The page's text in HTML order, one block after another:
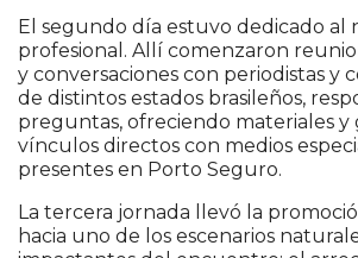
El segundo día estuvo dedicado al
profesional. Allí comenzaron
y conversaciones con periodistas y
de distintos estados brasileños,
preguntas, ofreciendo materiales y
vínculos directos con medios
presentes en Porto Seguro.
La tercera jornada llevó la
hacia uno de los escenarios